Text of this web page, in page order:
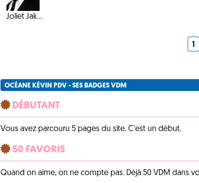
Joliet Jak...
1
OCÉANE KÉVIN PDV - SES BADGES VDM
DÉBUTANT
Vous avez parcouru 5 pages du site. C'est un début.
50 FAVORIS
Quand on aime, on ne compte pas. Déjà 50 VDM dans